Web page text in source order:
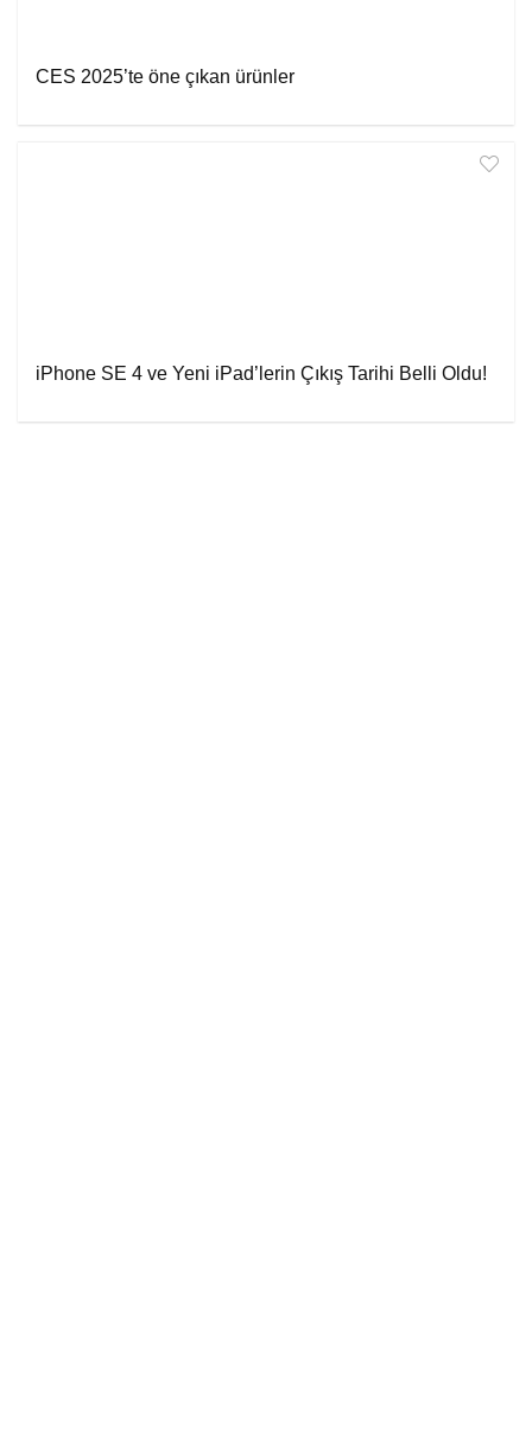
CES 2025’te öne çıkan ürünler
iPhone SE 4 ve Yeni iPad’lerin Çıkış Tarihi Belli Oldu!